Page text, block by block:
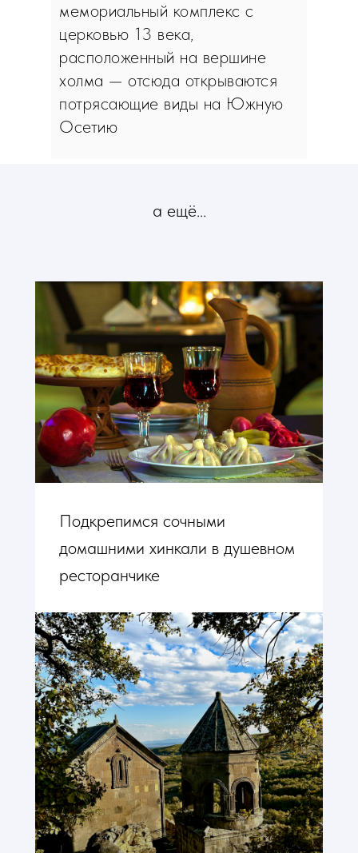
мемориальный комплекс с
церковью 13 века,
расположенный на вершине
холма — отсюда открываются
потрясающие виды на Южную
Осетию
а ещё...
Подкрепимся сочными
домашними хинкали в душевном
ресторанчике